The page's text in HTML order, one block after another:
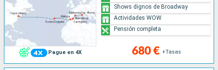
Pague en 4X 680 € +Tasas
Shows dignos de Broadway
Actividades WOW
Pensión completa